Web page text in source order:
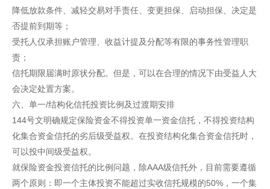
降低放款条件、减轻交易对手责任、变更担保、启动担保、决定是
否提前到期等；
受托人仅承担账户管理、收益计提及分配等有限的事务性管理职
责；
信托期限届满时原状分配。但是，可以在合理的情况下由受益人大
会决定处置方案。
六、单一/结构化信托投资比例及过渡期安排
144号文明确规定保险资金不得投资单一资金信托，不得投资结构
化集合资金信托的劣后级受益权。在投资结构化集合资金信托时，
可以投中间级受益权。
就保险资金投资信托的比例问题，除AAA级信托外，目前需要遵循
两个原则：即一个主体投资不能超过实收信托规模的50%，一个集